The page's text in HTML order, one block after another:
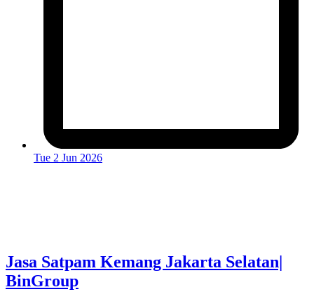
Tue 2 Jun 2026
Jasa Satpam Kemang Jakarta Selatan|
BinGroup